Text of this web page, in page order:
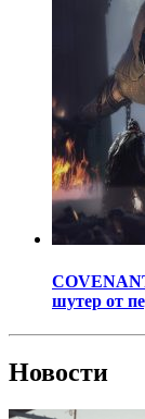
шутер от
Новости